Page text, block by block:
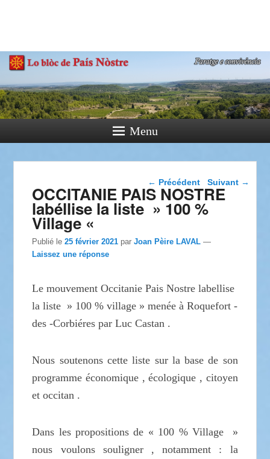
Paratge e Convivència
Menu
Navigation dans les
articles
← Précédent Suivant →
OCCITANIE PAIS NOSTRE
labéllise la liste » 100 %
Village «
Publié le25 février 2021 parJoan Pèire LAVAL —
Laissez une réponse
Le mouvement Occitanie Pais Nostre labellise
la liste » 100 % village » menée à Roquefort -
des -Corbiéres par Luc Castan .
Nous soutenons cette liste sur la base de son
programme économique , écologique , citoyen
et occitan .
Dans les propositions de « 100 % Village »
nous voulons souligner , notamment : la